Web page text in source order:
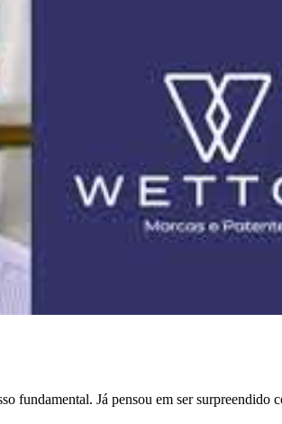
fundamental. Já pensou em ser surpreendido